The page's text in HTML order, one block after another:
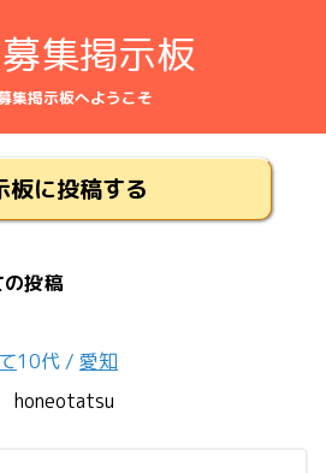
集掲示板
集掲示板へようこそ
板に投稿する
投稿
10代 / 愛知
honeotatsu